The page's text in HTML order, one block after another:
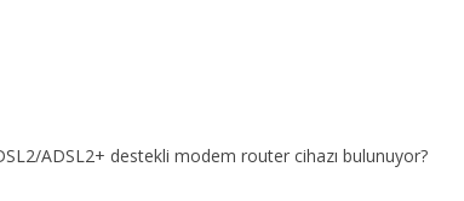
ADSL2+ destekli modem router cihazı bulunuyor?